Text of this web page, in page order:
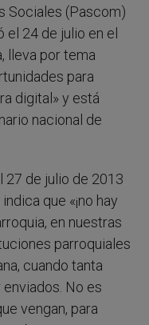
Sociales (Pascom)
el 24 de julio en el
lleva por tema
para
digital» y está
nacional de
27 de julio de 2013
que «¡no hay
en nuestras
parroquiales
cuando tanta
No es
vengan, para